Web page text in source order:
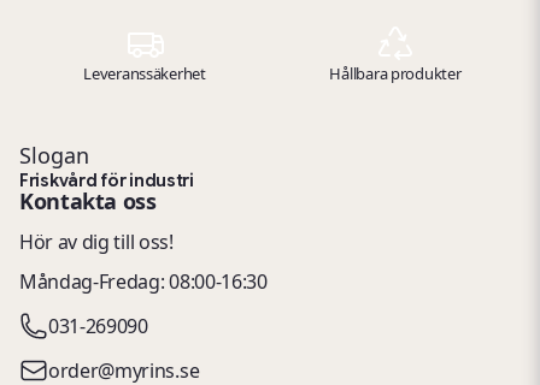
Leveranssäkerhet Hållbara produkter
Slogan
Friskvård för industri
Kontakta oss
Hör av dig till oss!
Måndag-Fredag: 08:00-16:30
031-269090
order@myrins.se